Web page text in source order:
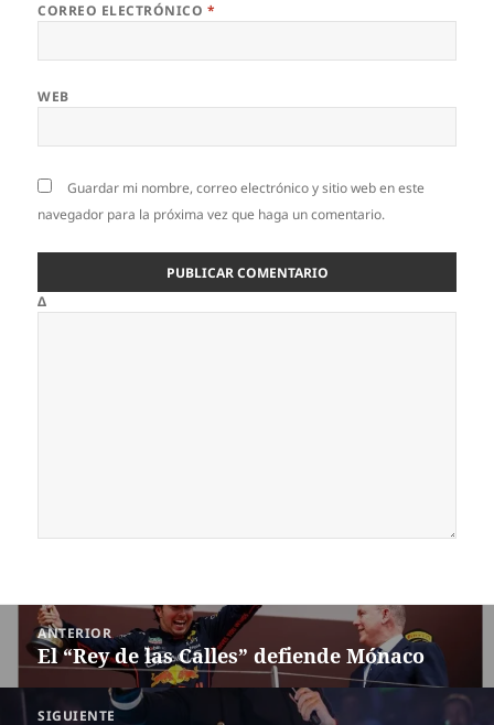
CORREO ELECTRÓNICO *
WEB
Guardar mi nombre, correo electrónico y sitio web en este
navegador para la próxima vez que haga un comentario.
Δ
Navegación
entradas
ANTERIOR
Entrada
El “Rey de las Calles” defiende Mónaco
SIGUIENTE